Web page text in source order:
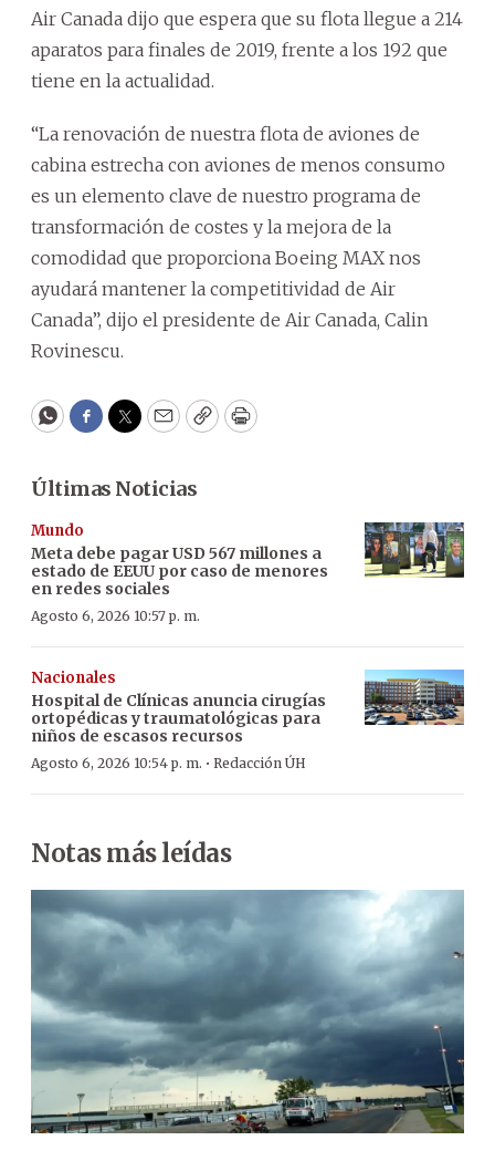
Air Canada dijo que espera que su flota llegue a 214
aparatos para finales de 2019, frente a los 192 que
tiene en la actualidad.
“La renovación de nuestra flota de aviones de
cabina estrecha con aviones de menos consumo
es un elemento clave de nuestro programa de
transformación de costes y la mejora de la
comodidad que proporciona Boeing MAX nos
ayudará mantener la competitividad de Air
Canada”, dijo el presidente de Air Canada, Calin
Rovinescu.
WhatsApp
Facebook
Twitter
EmailCopyPrint
Últimas Noticias
Mundo
Meta debe pagar USD 567 millones a
estado de EEUU por caso de menores
en redes sociales
Agosto 6, 2026 10:57 p. m.
Nacionales
Hospital de Clínicas anuncia cirugías
ortopédicas y traumatológicas para
niños de escasos recursos
Agosto 6, 2026 10:54 p. m. · Redacción ÚH
Notas más leídas